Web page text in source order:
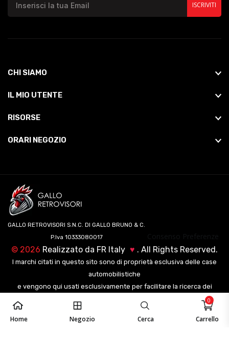
Home Negozio Cerca Carrello
0
ISCRIVITI
CHI SIAMO
IL MIO UTENTE
RISORSE
ORARI NEGOZIO
GALLO RETROVISORI S.N.C. DI GALLO BRUNO & C.
P.Iva 10333080017
© 2026 Realizzato da FR Italy ♥ . All Rights Reserved.
I marchi citati in questo sito sono di proprietà esclusiva delle case
automobilistiche
e vengono qui usati esclusivamente per facilitare la ricerca dei